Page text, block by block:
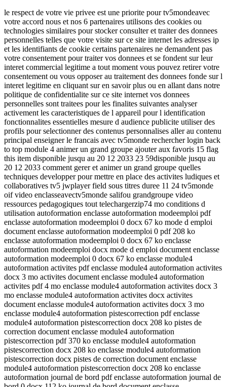
le respect de votre vie privee est une priorite pour tv5mondeavec
votre accord nous et nos 6 partenaires utilisons des cookies ou
technologies similaires pour stocker consulter et traiter des donnees
personnelles telles que votre visite sur ce site internet les adresses ip
et les identifiants de cookie certains partenaires ne demandent pas
votre consentement pour traiter vos donnees et se fondent sur leur
interet commercial legitime a tout moment vous pouvez retirer votre
consentement ou vous opposer au traitement des donnees fonde sur l
interet legitime en cliquant sur en savoir plus ou en allant dans notre
politique de confidentialite sur ce site internet vos donnees
personnelles sont traitees pour les finalites suivantes analyser
activement les caracteristiques de l appareil pour l identification
fonctionnalites essentielles mesure d audience publicite utiliser des
profils pour selectionner des contenus personnalises aller au contenu
principal enseigner le francais avec tv5monde rechercher login back
to top module 4 animer un grand groupe ajouter aux favoris 15 flag
this item disponible jusqu au 20 12 2033 23 59disponible jusqu au
20 12 2033 comment gerer et animer un grand groupe quelles
techniques developper pour mettre en place des activites ludiques et
collaboratives tv5 jwplayer field sous titres duree 11 24 tv5monde
oif video enclasseavectv5monde salifou grandgroupe video
ressources pedagogiques tout telechargerzip74 mo conditions d
utilisation autoformation enclasse autoformation modeemploi pdf
enclasse autoformation modeemploi 0 docx 67 ko mode d emploi
document enclasse autoformation modeemploi 0 pdf 208 ko
enclasse autoformation modeemploi 0 docx 67 ko enclasse
autoformation modeemploi docx mode d emploi document enclasse
autoformation modeemploi 0 docx 67 ko enclasse module4
autoformation activites pdf enclasse module4 autoformation activites
docx 3 mo activites document enclasse module4 autoformation
activites pdf 4 mo enclasse module4 autoformation activites docx 3
mo enclasse module4 autoformation activites docx activites
document enclasse module4 autoformation activites docx 3 mo
enclasse module4 autoformation pistescorrection pdf enclasse
module4 autoformation pistescorrection docx 208 ko pistes de
correction document enclasse module4 autoformation
pistescorrection pdf 370 ko enclasse module4 autoformation
pistescorrection docx 208 ko enclasse module4 autoformation
pistescorrection docx pistes de correction document enclasse
module4 autoformation pistescorrection docx 208 ko enclasse
autoformation journal de bord pdf enclasse autoformation journal de